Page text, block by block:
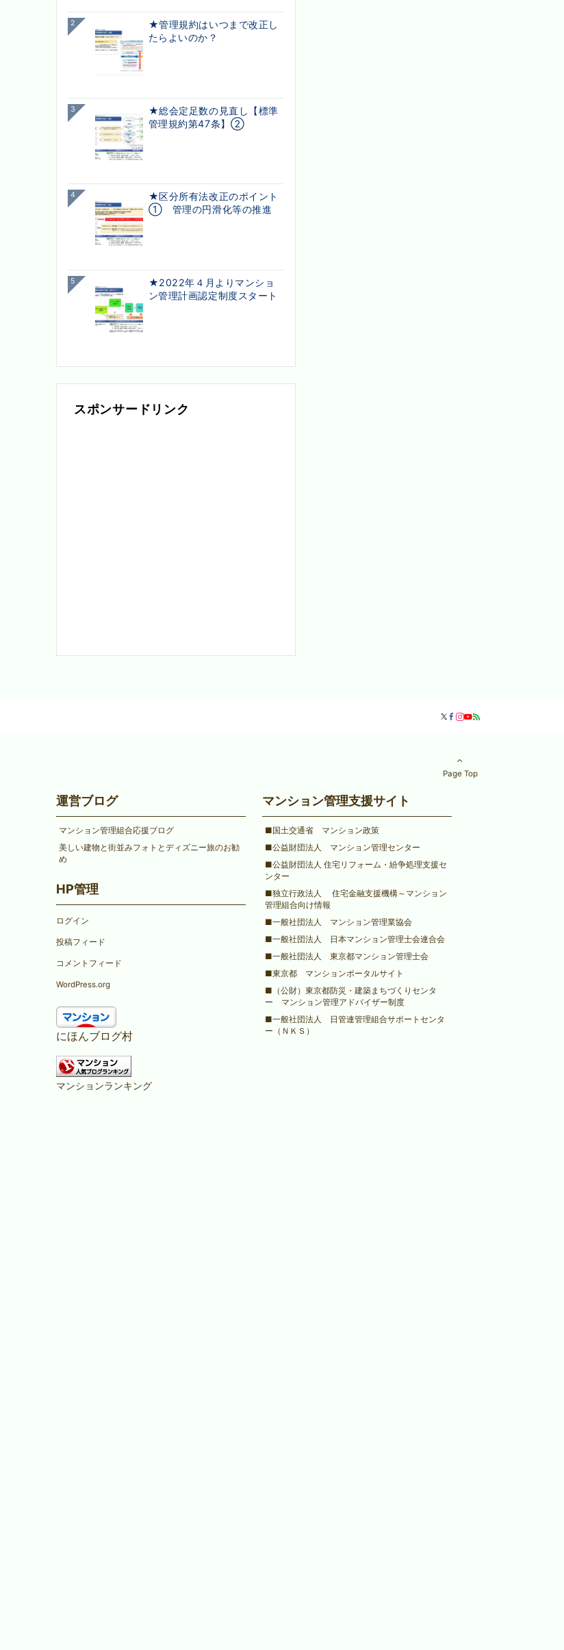
2
★管理規約はいつまで改正し
たらよいのか？
3
★総会定足数の見直し【標準
管理規約第47条】②
4
★区分所有法改正のポイント
① 管理の円滑化等の推進
5
★2022年４月よりマンショ
ン管理計画認定制度スタート
スポンサードリンク
Page Top
運営ブログ
マンション管理組合応援ブログ
美しい建物と街並みフォトとディズニー旅のお勧
め
HP管理
ログイン
投稿フィード
コメントフィード
WordPress.org
にほんブログ村
マンションランキング
マンション管理支援サイト
■国土交通省 マンション政策
■公益財団法人 マンション管理センター
■公益財団法人 住宅リフォーム・紛争処理支援セ
ンター
■独立行政法人 住宅金融支援機構～マンション
管理組合向け情報
■一般社団法人 マンション管理業協会
■一般社団法人 日本マンション管理士会連合会
■一般社団法人 東京都マンション管理士会
■東京都 マンションポータルサイト
■（公財）東京都防災・建築まちづくりセンタ
ー マンション管理アドバイザー制度
■一般社団法人 日管連管理組合サポートセンタ
ー（ＮＫＳ）